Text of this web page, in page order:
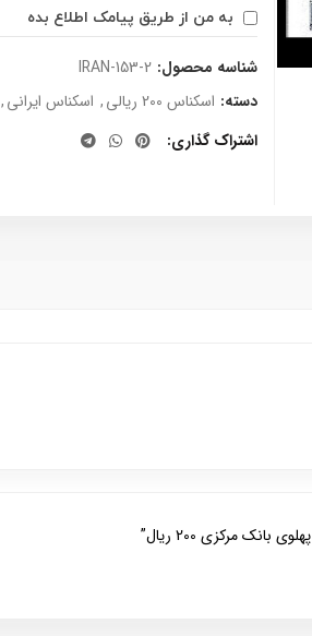
به من از طریق پیامک اطلاع بده
شناسه محصول: IRAN-153-2
دسته: اسکناس 200 ریالی , اسکناس ایرانی,
اشتراک گذاری